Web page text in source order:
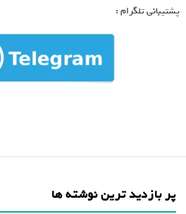
پشتیبانی تلگرام :
پر بازدید ترین نوشته ها